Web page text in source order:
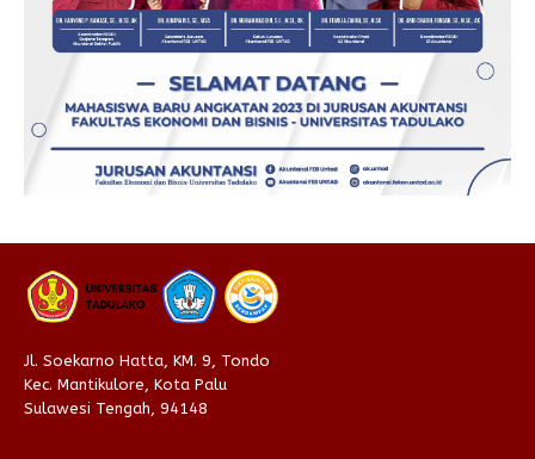
Jl. Soekarno Hatta, KM. 9, Tondo
Kec. Mantikulore, Kota Palu
Sulawesi Tengah, 94148